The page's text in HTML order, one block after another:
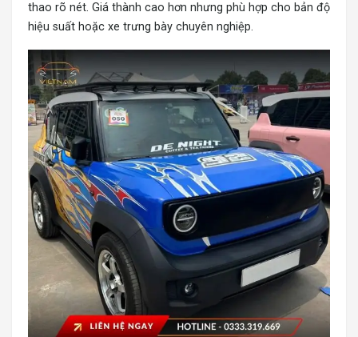
thao rõ nét. Giá thành cao hơn nhưng phù hợp cho bản độ
hiệu suất hoặc xe trưng bày chuyên nghiệp.